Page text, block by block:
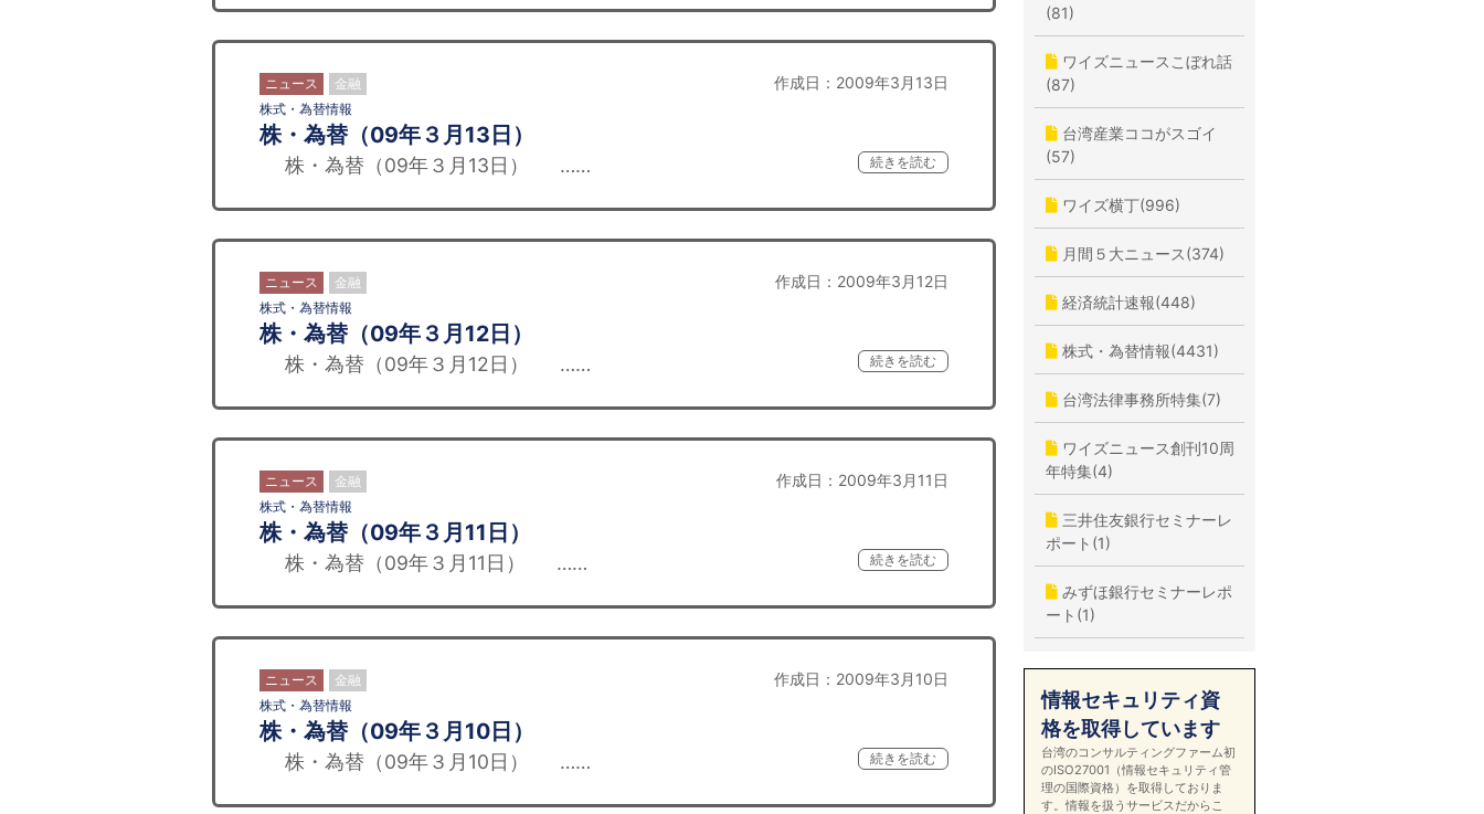
ニュース 金融 作成日：2009年3月13日
株式・為替情報
株・為替（09年３月13日）
株・為替（09年３月13日） …… 続きを読む
ニュース 金融 作成日：2009年3月12日
株式・為替情報
株・為替（09年３月12日）
株・為替（09年３月12日） …… 続きを読む
ニュース 金融 作成日：2009年3月11日
株式・為替情報
株・為替（09年３月11日）
株・為替（09年３月11日） …… 続きを読む
ニュース 金融 作成日：2009年3月10日
株式・為替情報
株・為替（09年３月10日）
株・為替（09年３月10日） …… 続きを読む
(81)
ワイズニュースこぼれ話
(87)
台湾産業ココがスゴイ
(57)
ワイズ横丁(996)
月間５大ニュース(374)
経済統計速報(448)
株式・為替情報(4431)
台湾法律事務所特集(7)
ワイズニュース創刊10周
年特集(4)
三井住友銀行セミナーレ
ポート(1)
みずほ銀行セミナーレポ
ート(1)
情報セキュリティ資
格を取得しています
台湾のコンサルティングファーム初
のISO27001（情報セキュリティ管
理の国際資格）を取得しておりま
す。情報を扱うサービスだからこ